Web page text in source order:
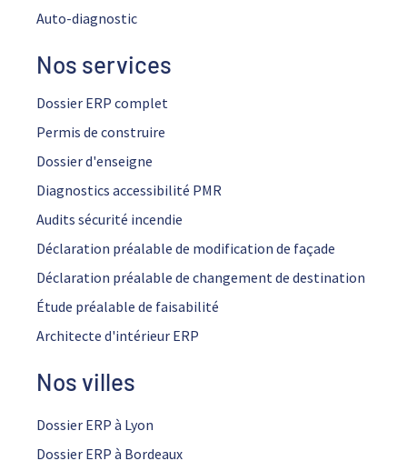
Auto-diagnostic
Nos services
Dossier ERP complet
Permis de construire
Dossier d'enseigne
Diagnostics accessibilité PMR
Audits sécurité incendie
Déclaration préalable de modification de façade
Déclaration préalable de changement de destination
Étude préalable de faisabilité
Architecte d'intérieur ERP
Nos villes
Dossier ERP à Lyon
Dossier ERP à Bordeaux